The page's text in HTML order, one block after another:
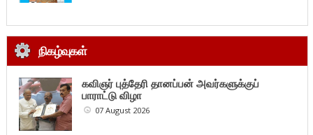
நிகழ்வுகள்
கவிஞர் புத்தேரி தானப்பன் அவர்களுக்குப்
பாராட்டு விழா
07 August 2026